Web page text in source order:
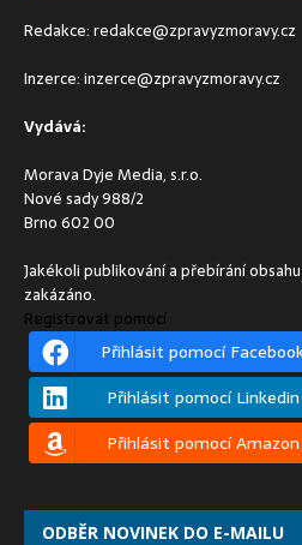
Redakce:redakce@zpravyzmoravy.cz
Inzerce:inzerce@zpravyzmoravy.cz
Vydává:
Morava Dyje Media, s.r.o.
Nové sady 988/2
Brno 602 00
Jakékoli publikování a přebírání
zakázáno.
Registrovat pomocí
Přihlásit pomocí
Přihlásit pomocí Linkedin
Přihlásit pomocí Amazon
ODBĚR NOVINEK DO E-MAILU